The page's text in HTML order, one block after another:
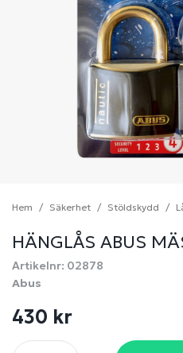
Hem Säkerhet Stöldskydd
HÄNGLÅS ABUS
Artikelnr: 02878
Abus
430 kr